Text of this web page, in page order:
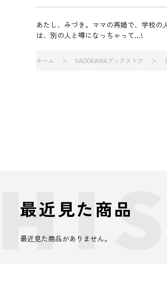
あたし、みづき。ママの再婚で、学校
は、別の人と噂になっちゃって…!
ホーム KADOKAWAブックストア
最近見た商品
最近見た商品がありません。